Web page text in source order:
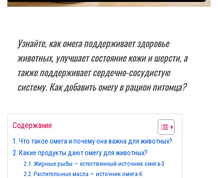
Узнайте, как омега поддерживает здоровье
животных, улучшает состояние кожи и шерсти, а
также поддерживает сердечно-сосудистую
систему. Как добавить омегу в рацион питомца?
Содержание
Что такое омега и почему она важна для животных?
Какие продукты дают омегу для животных?
Жирные рыбы — естественный источник омега-3
Растительные масла — источник омега-6